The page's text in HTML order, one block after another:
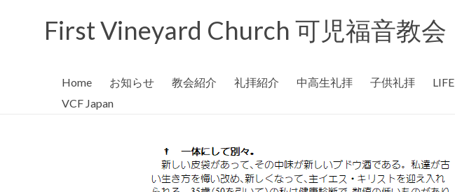
First Vineyard Church 可児福音教会
Home お知らせ 教会紹介 礼拝紹介 中高生礼拝 子供礼拝 LIFE
VCF Japan